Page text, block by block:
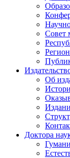
Совет
Об
Доктора